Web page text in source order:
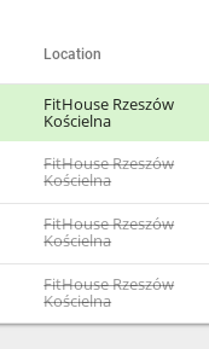
Location
FitHouse Rzeszów
Kościelna
FitHouse Rzeszów
Kościelna
FitHouse Rzeszów
Kościelna
FitHouse Rzeszów
Kościelna